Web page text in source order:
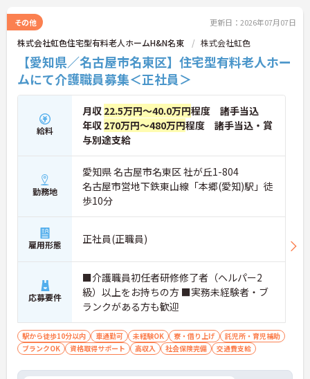
その他 更新日：2026年07月07日
株式会社虹色住宅型有料老人ホームH&N名東 株式会社虹色
【愛知県／名古屋市名東区】住宅型有料老人ホー
ムにて介護職員募集＜正社員＞
給料
月収 22.5万円～40.0万円程度 諸手当込
年収 270万円～480万円程度 諸手当込・賞
与別途支給
勤務地
愛知県 名古屋市名東区 社が丘1-804
名古屋市営地下鉄東山線「本郷(愛知)駅」徒
歩10分
雇用形態 正社員(正職員)
応募要件
■介護職員初任者研修修了者（ヘルパー2
級）以上をお持ちの方 ■実務未経験者・ブ
ランクがある方も歓迎
駅から徒歩10分以内 車通勤可 未経験OK 寮・借り上げ
託児所・育児補助
ブランクOK
資格取得サポート 高収入 社会保険完備 交通費支給